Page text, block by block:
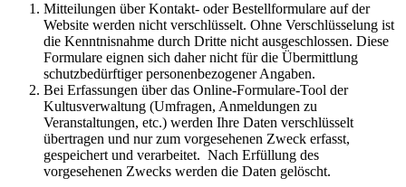
Mitteilungen über Kontakt- oder Bestellformulare auf der
Website werden nicht verschlüsselt. Ohne Verschlüsselung ist
die Kenntnisnahme durch Dritte nicht ausgeschlossen. Diese
Formulare eignen sich daher nicht für die Übermittlung
schutzbedürftiger personenbezogener Angaben.
Bei Erfassungen über das Online-Formulare-Tool der
Kultusverwaltung (Umfragen, Anmeldungen zu
Veranstaltungen, etc.) werden Ihre Daten verschlüsselt
übertragen und nur zum vorgesehenen Zweck erfasst,
gespeichert und verarbeitet. Nach Erfüllung des
vorgesehenen Zwecks werden die Daten gelöscht.